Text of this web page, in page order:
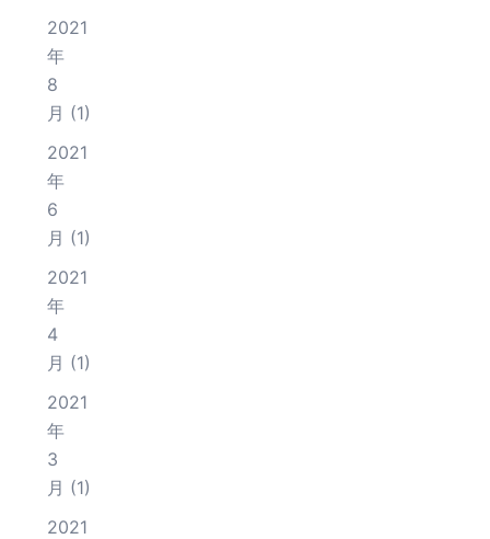
2021
年
8
月 (1)
2021
年
6
月 (1)
2021
年
4
月 (1)
2021
年
3
月 (1)
2021